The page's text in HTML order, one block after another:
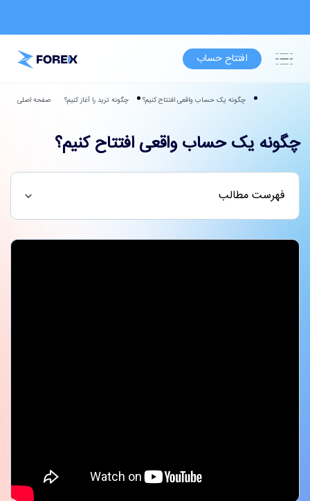
افتتاح حساب
صفحه اصلی چگونه ترید را آغاز کنیم؟ چگونه یک حساب واقعی افتتاح کنیم؟
چگونه یک حساب واقعی افتتاح کنیم؟
فهرست مطالب